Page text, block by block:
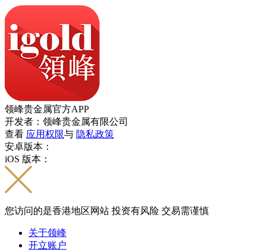
领峰贵金属官方APP
开发者：领峰贵金属有限公司
查看 应用权限与 隐私政策
安卓版本：
iOS 版本：
您访问的是香港地区网站 投资有风险 交易需谨慎
关于领峰
开立账户